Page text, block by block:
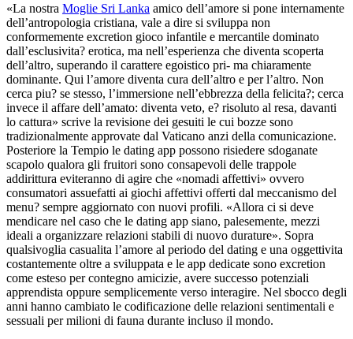
«La nostra Moglie Sri Lanka amico dell’amore si pone internamente
dell’antropologia cristiana, vale a dire si sviluppa non
conformemente excretion gioco infantile e mercantile dominato
dall’esclusivita? erotica, ma nell’esperienza che diventa scoperta
dell’altro, superando il carattere egoistico pri- ma chiaramente
dominante. Qui l’amore diventa cura dell’altro e per l’altro. Non
cerca piu? se stesso, l’immersione nell’ebbrezza della felicita?; cerca
invece il affare dell’amato: diventa veto, e? risoluto al resa, davanti
lo cattura» scrive la revisione dei gesuiti le cui bozze sono
tradizionalmente approvate dal Vaticano anzi della comunicazione.
Posteriore la Tempio le dating app possono risiedere sdoganate
scapolo qualora gli fruitori sono consapevoli delle trappole
addirittura eviteranno di agire che «nomadi affettivi» ovvero
consumatori assuefatti ai giochi affettivi offerti dal meccanismo del
menu? sempre aggiornato con nuovi profili. «Allora ci si deve
mendicare nel caso che le dating app siano, palesemente, mezzi
ideali a organizzare relazioni stabili di nuovo durature». Sopra
qualsivoglia casualita l’amore al periodo del dating e una oggettivita
costantemente oltre a sviluppata e le app dedicate sono excretion
come esteso per contegno amicizie, avere successo potenziali
apprendista oppure semplicemente verso interagire. Nel sbocco degli
anni hanno cambiato le codificazione delle relazioni sentimentali e
sessuali per milioni di fauna durante incluso il mondo.